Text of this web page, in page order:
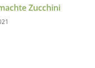
Zucchini